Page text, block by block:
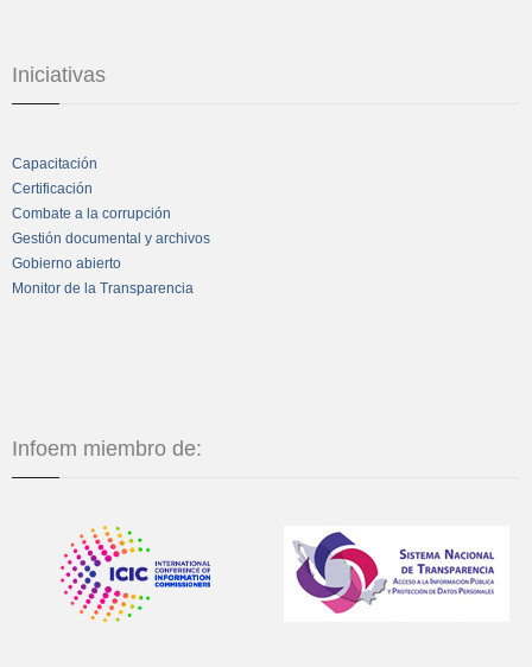
Iniciativas
Capacitación
Certificación
Combate a la corrupción
Gestión documental y archivos
Gobierno abierto
Monitor de la Transparencia
Infoem miembro de: